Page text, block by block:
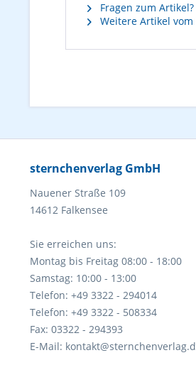
Fragen zum Artikel?
Weitere Artikel
sternchenverlag GmbH
Nauener Straße 109
14612 Falkensee
Sie erreichen uns:
Montag bis Freitag 08:00 - 18:00
Samstag: 10:00 - 13:00
Telefon: +49 3322 - 294014
Telefon: +49 3322 - 508334
Fax: 03322 - 294393
E-Mail: